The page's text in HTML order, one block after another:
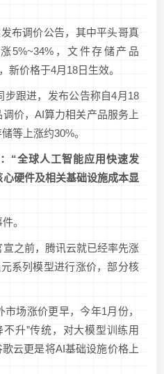
布调价公告，其中平头哥真
5%~34%，文件存储产品
新价格于4月18日生效。
跟进，发布公告称自4月18
价，AI算力相关产品服务上
等上涨约30%。
“全球人工智能应用快速发
硬件及相关基础设施成本显
。
之前，腾讯云就已经率先涨
系列模型进行涨价，部分核
场涨价更早，今年1月份，
升”传统，对大模型训练用
云更是将AI基础设施价格上